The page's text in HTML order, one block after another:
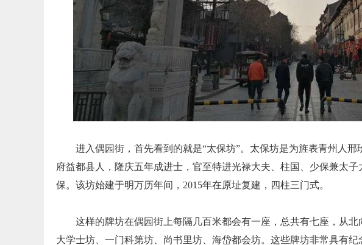
进入偶园街，首先看到的就是“太保坊”。太保坊是为旌表青州人
府益都县人，隆庆五年成进士，官至特进光禄大夫、柱国、少保兼太
保。该坊始建于明万历年间，2015年在原址复建，四柱三门式。
这样的牌坊在偶园街上每隔几百米都会有一座，总共有七座，从北
大学士坊、一门科第坊、尚书里坊、海岱都会坊。这些牌坊非常具有纪